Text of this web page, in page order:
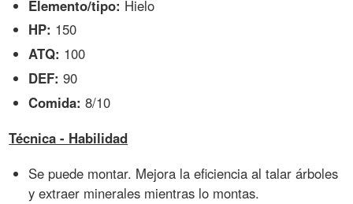
Elemento/tipo: Hielo
HP: 150
ATQ: 100
DEF: 90
Comida: 8/10
Técnica - Habilidad
Se puede montar. Mejora la eficiencia al talar árboles
y extraer minerales mientras lo montas.